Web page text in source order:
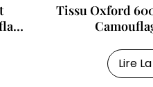
Tissu Oxford
Lire